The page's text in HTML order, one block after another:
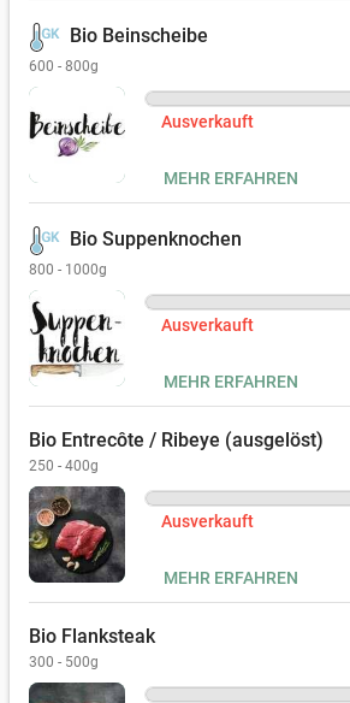
Bio Beinscheibe
600 - 800g
Ausverkauft
MEHR ERFAHREN
Bio Suppenknochen
800 - 1000g
Ausverkauft
MEHR ERFAHREN
Bio Entrecôte / Ribeye (ausgelöst)
250 - 400g
Ausverkauft
MEHR ERFAHREN
Bio Flanksteak
300 - 500g